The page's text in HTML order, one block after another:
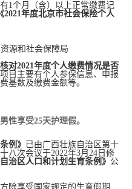
1个月（含）以上正常缴费记
《2021年度北京市社会保险个人
源和社会保障局
对2021年度个人缴费情况是否
目主要有个人参保信息、申报
基数及缴费金额等。
性享受25天护理假。
例》 已由广西壮族自治区第十
八次会议于2022年3月24日修
治区人口和计划生育条例》 公
除享受国家规定的生育假期